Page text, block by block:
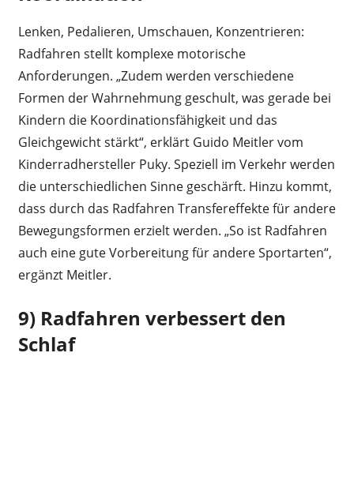
Lenken, Pedalieren, Umschauen, Konzentrieren:
Radfahren stellt komplexe motorische
Anforderungen. „Zudem werden verschiedene
Formen der Wahrnehmung geschult, was gerade bei
Kindern die Koordinationsfähigkeit und das
Gleichgewicht stärkt“, erklärt Guido Meitler vom
Kinderradhersteller Puky. Speziell im Verkehr werden
die unterschiedlichen Sinne geschärft. Hinzu kommt,
dass durch das Radfahren Transfereffekte für andere
Bewegungsformen erzielt werden. „So ist Radfahren
auch eine gute Vorbereitung für andere Sportarten“,
ergänzt Meitler.
9) Radfahren verbessert den
Schlaf